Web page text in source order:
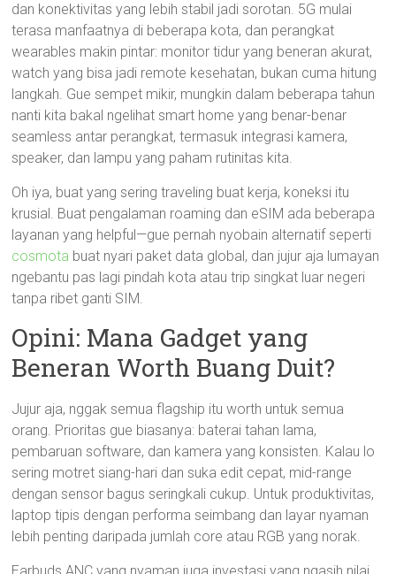
dan konektivitas yang lebih stabil jadi sorotan. 5G mulai
terasa manfaatnya di beberapa kota, dan perangkat
wearables makin pintar: monitor tidur yang beneran akurat,
watch yang bisa jadi remote kesehatan, bukan cuma hitung
langkah. Gue sempet mikir, mungkin dalam beberapa tahun
nanti kita bakal ngelihat smart home yang benar-benar
seamless antar perangkat, termasuk integrasi kamera,
speaker, dan lampu yang paham rutinitas kita.
Oh iya, buat yang sering traveling buat kerja, koneksi itu
krusial. Buat pengalaman roaming dan eSIM ada beberapa
layanan yang helpful—gue pernah nyobain alternatif seperti
cosmota buat nyari paket data global, dan jujur aja lumayan
ngebantu pas lagi pindah kota atau trip singkat luar negeri
tanpa ribet ganti SIM.
Opini: Mana Gadget yang
Beneran Worth Buang Duit?
Jujur aja, nggak semua flagship itu worth untuk semua
orang. Prioritas gue biasanya: baterai tahan lama,
pembaruan software, dan kamera yang konsisten. Kalau lo
sering motret siang-hari dan suka edit cepat, mid-range
dengan sensor bagus seringkali cukup. Untuk produktivitas,
laptop tipis dengan performa seimbang dan layar nyaman
lebih penting daripada jumlah core atau RGB yang norak.